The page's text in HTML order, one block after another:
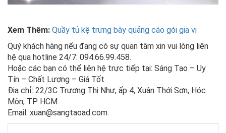
Xem Thêm: Quầy tủ kệ trưng bày quảng cáo gói gia vị
Quý khách hàng nếu đang có sự quan tâm xin vui lòng liên
hệ qua hotline 24/7: 094.66.99.458.
Hoặc các bạn có thể liên hệ trực tiếp tại: Sáng Tạo – Uy
Tín – Chất Lượng – Giá Tốt
Địa chỉ: 22/3C Trương Thị Như, ấp 4, Xuân Thới Sơn, Hóc
Môn, TP HCM.
Email: xuan@sangtaoad.com.